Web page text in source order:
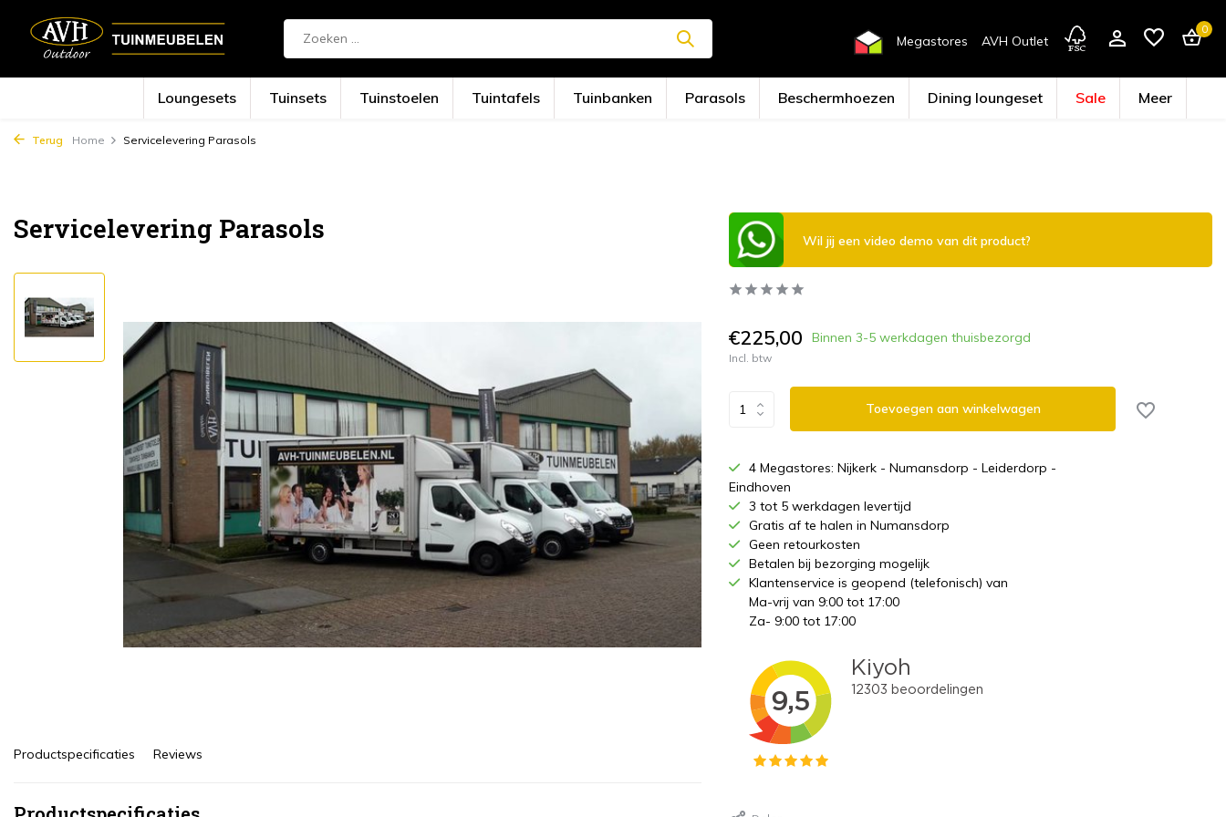
Megastores AVH Outlet
0
Loungesets Tuinsets Tuinstoelen Tuintafels Tuinbanken Parasols Beschermhoezen Dining loungeset Sale Meer
Terug Home Servicelevering Parasols
Servicelevering Parasols
Productspecificaties Reviews
Wil jij een video demo van dit product?
€225,00 Binnen 3-5 werkdagen thuisbezorgd
Incl. btw
Toevoegen aan winkelwagen
4 Megastores: Nijkerk - Numansdorp - Leiderdorp -
Eindhoven
3 tot 5 werkdagen levertijd
Gratis af te halen in Numansdorp
Geen retourkosten
Betalen bij bezorging mogelijk
Klantenservice is geopend (telefonisch) van
Ma-vrij van 9:00 tot 17:00
Za- 9:00 tot 17:00